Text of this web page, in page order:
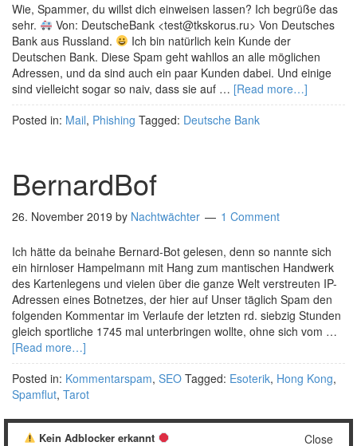
Wie, Spammer, du willst dich einweisen lassen? Ich begrüße das
sehr.
Von: DeutscheBank <test@tkskorus.ru> Von Deutsches
Bank aus Russland.
Ich bin natürlich kein Kunde der
Deutschen Bank. Diese Spam geht wahllos an alle möglichen
Adressen, und da sind auch ein paar Kunden dabei. Und einige
sind vielleicht sogar so naiv, dass sie auf … [Read more…]
Posted in: Mail, Phishing Tagged: Deutsche Bank
BernardBof
26. November 2019 by Nachtwächter 1 Comment
Ich hätte da beinahe Bernard-Bot gelesen, denn so nannte sich
ein hirnloser Hampelmann mit Hang zum mantischen Handwerk
des Kartenlegens und vielen über die ganze Welt verstreuten IP-
Adressen eines Botnetzes, der hier auf Unser täglich Spam den
folgenden Kommentar im Verlaufe der letzten rd. siebzig Stunden
gleich sportliche 1745 mal unterbringen wollte, ohne sich vom …
[Read more…]
Posted in: Kommentarspam, SEO Tagged: Esoterik, Hong Kong,
Spamflut, Tarot
Close
Kein Adblocker erkannt